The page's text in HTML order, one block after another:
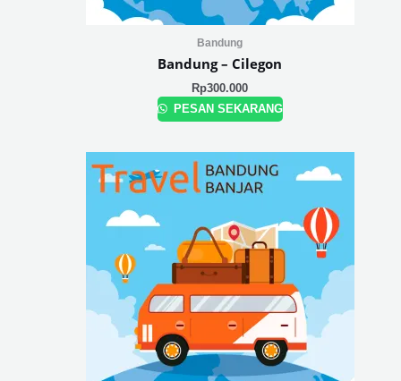
Bandung
Bandung – Cilegon
Rp300.000
PESAN SEKARANG